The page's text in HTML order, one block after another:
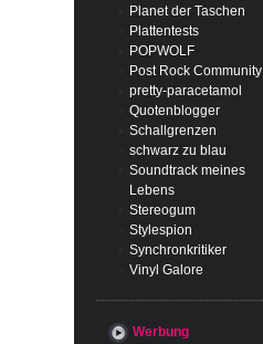
Planet der Taschen
Plattentests
POPWOLF
Post Rock Community
pretty-paracetamol
Quotenblogger
Schallgrenzen
schwarz zu blau
Soundtrack meines
Lebens
Stereogum
Stylespion
Synchronkritiker
Vinyl Galore
Werbung